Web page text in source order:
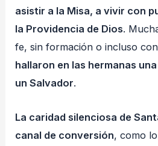
asistir a la Misa, a vivir con
la Providencia de Dios.
fe, sin formación o incluso
hallaron en las hermanas
un Salvador.
La caridad silenciosa de
canal de conversión, como